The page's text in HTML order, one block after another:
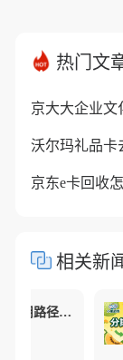
热门文
京大大企业文
相关新
胖东来购物卡回收指南三种实用路径拆解